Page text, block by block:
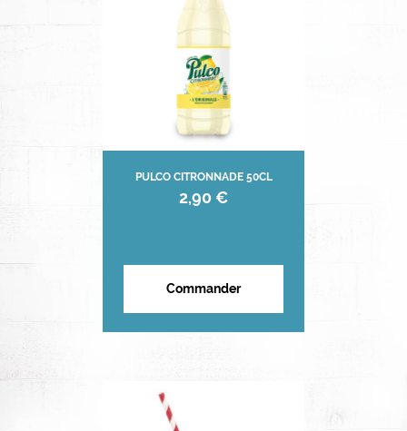
PULCO CITRONNADE 50CL
2,90 €
Commander